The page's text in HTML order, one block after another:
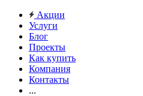
Акции
Услуги
Блог
Проекты
Как купить
Компания
Контакты
...